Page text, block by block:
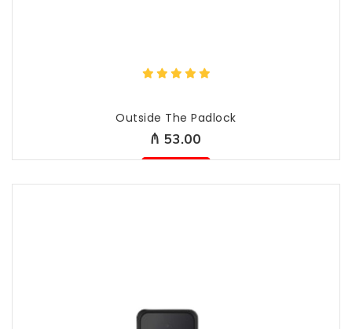
Outside The Padlock
₼ 53.00
Mövcud deyil